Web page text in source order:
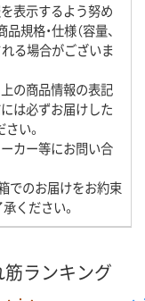
表示するよう努め
規格・仕様（容量、
れる場合がございま
の商品情報の表記
は必ずお届けした
い。
カー等にお問い合
でのお届けをお約束
ください。
ランキング